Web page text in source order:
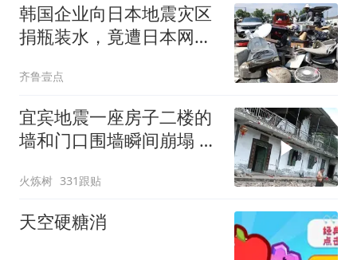
韩国企业向日本地震灾区
捐瓶装水，竟遭日本网友
一用途是冲厕所
齐鲁壹点
宜宾地震一座房子二楼的
墙和门口围墙瞬间崩塌 门
火炼树 331跟贴
天空硬糖消